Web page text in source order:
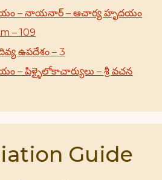
– నాయనార్ – ఆచార్య హృదయం
– 109
ఉపదేశం – 3
– పిళ్ళైలోకాచార్యులు – శ్రీ వచన
Guide